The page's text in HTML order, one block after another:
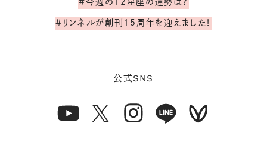
#今週の12星座の運勢は？
#リンネルが創刊15周年を迎えました！
公式SNS